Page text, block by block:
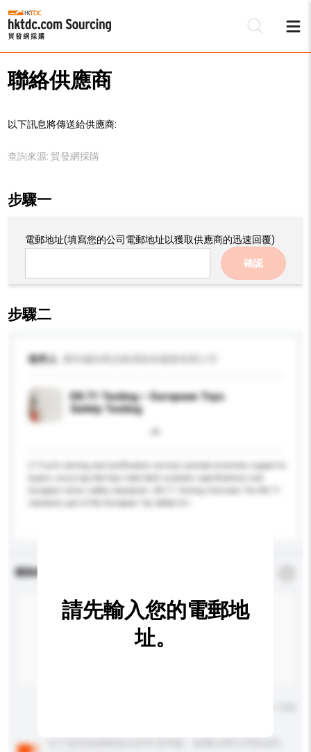
聯絡供應商
以下訊息將傳送給供應商:
查詢來源: 貿發網採購
步驟一
電郵地址(填寫您的公司電郵地址以獲取供應商的迅速回覆)
確認
步驟二
收件人
EN 71 Testing – European Toys
Safety Testing
查詢內容
請先輸入您的電郵地
址。